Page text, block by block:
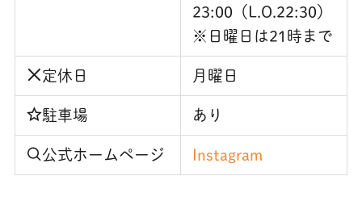
23:00（L.O.22:30）
※日曜日は21時まで
定休日 月曜日
駐車場 あり
公式ホームページ Instagram